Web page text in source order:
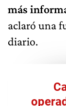
más
aclaró una
diario.